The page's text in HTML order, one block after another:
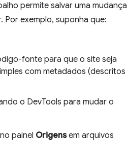
permite salvar uma mudança
Por exemplo, suponha que:
fonte para que o site seja
com metadados (descritos
o DevTools para mudar o
painel Origensem arquivos